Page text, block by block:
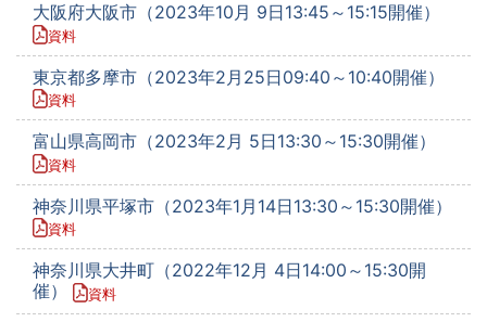
大阪府大阪市（2023年10月 9日13:45～15:15開催）
資料
東京都多摩市（2023年2月25日09:40～10:40開催）
資料
富山県高岡市（2023年2月 5日13:30～15:30開催）
資料
神奈川県平塚市（2023年1月14日13:30～15:30開催）
資料
神奈川県大井町（2022年12月 4日14:00～15:30開
催）
資料